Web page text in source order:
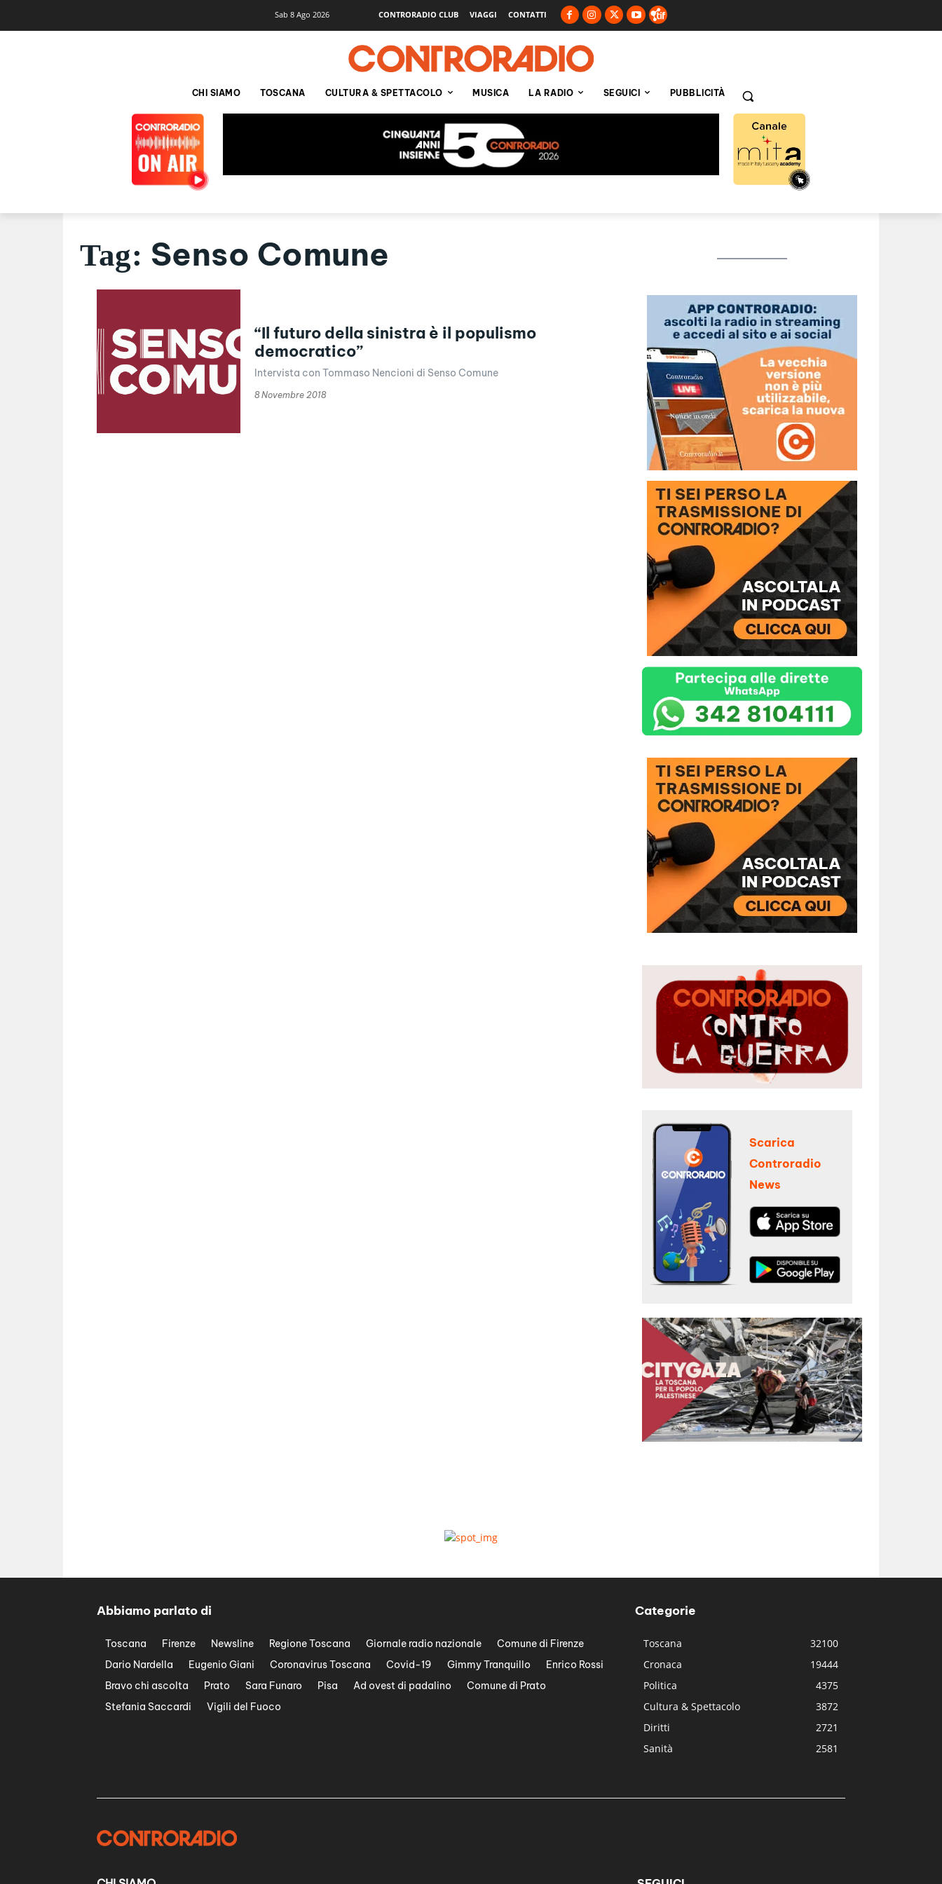
Sab 8 Ago 2026 CONTRORADIO CLUB VIAGGI CONTATTI
CHI SIAMO TOSCANA CULTURA & SPETTACOLO MUSICA LA RADIO SEGUICI PUBBLICITÀ
Tag: Senso Comune
“Il futuro della sinistra è il populismo
democratico”
Intervista con Tommaso Nencioni di Senso Comune
8 Novembre 2018
Scarica
Controradio
News
Abbiamo parlato di
Toscana Firenze Newsline Regione Toscana Giornale radio nazionale
Comune di Firenze
Dario Nardella
Eugenio Giani Coronavirus Toscana Covid-19 Gimmy Tranquillo
Enrico Rossi
Bravo chi ascolta
Prato Sara Funaro Pisa Ad ovest di padalino
Comune di Prato
Stefania Saccardi
Vigili del Fuoco
Categorie
Toscana
32100
Cronaca
19444
Politica
4375
Cultura & Spettacolo
3872
Diritti
2721
Sanità
2581